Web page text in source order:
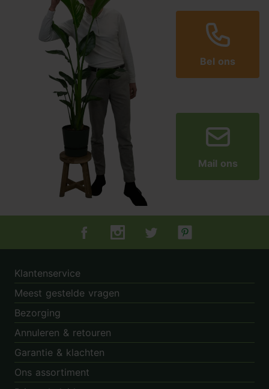
Bel ons
Mail ons
Tuincentrum.nl op Facebook
Tuincentrum.nl op Instagram
Tuincentrum.nl op Twitter
Tuincentrum.nl op
Klantenservice
Meest gestelde vragen
Bezorging
Annuleren & retouren
Garantie & klachten
Ons assortiment